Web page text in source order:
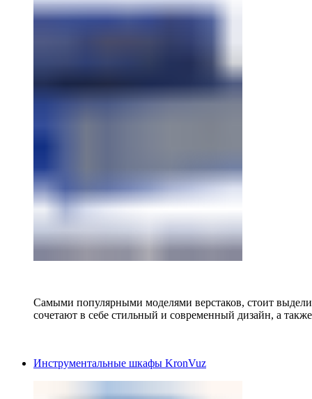
Самыми популярными моделями верстаков, стоит
сочетают в себе стильный и современный дизайн, а
Инструментальные шкафы KronVuz